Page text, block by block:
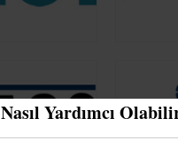
Nasıl Yardımcı